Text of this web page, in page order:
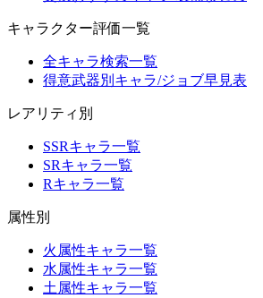
キャラクター評価一覧
全キャラ検索一覧
得意武器別キャラ/ジョブ早見表
レアリティ別
SSRキャラ一覧
SRキャラ一覧
Rキャラ一覧
属性別
火属性キャラ一覧
水属性キャラ一覧
土属性キャラ一覧